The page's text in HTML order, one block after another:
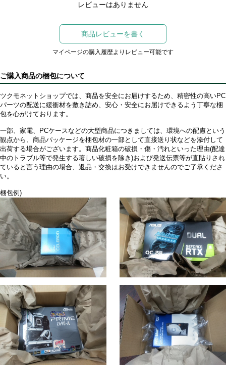
レビューはありません
商品レビューを書く
マイページの購入履歴よりレビュー可能です
ご購入商品の梱包について
ツクモネットショップでは、商品を安全にお届けするため、精密性の高いPC
パーツの配送に緩衝材を敷き詰め、安心・安全にお届けできるよう丁寧な梱
包を心がけております。
一部、家電、PCケースなどの大型商品につきましては、環境への配慮という
観点から、商品パッケージを梱包材の一部として直接送り状などを添付して
出荷する場合がございます。商品化粧箱の破損・傷・汚れといった理由(配達
中のトラブル等で発生する著しい破損を除き)および発送伝票等が直貼りされ
ていると言う理由の場合、返品・交換はお受けできませんのでご了承くださ
い。
梱包例)